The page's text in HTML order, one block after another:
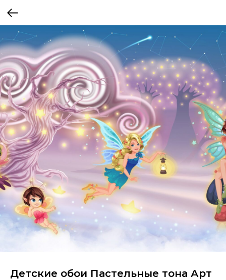
Детские обои Пастельные тона Арт